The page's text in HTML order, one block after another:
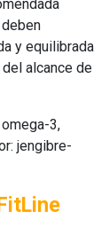
y equilibrada
alcance de
3,
jengibre-